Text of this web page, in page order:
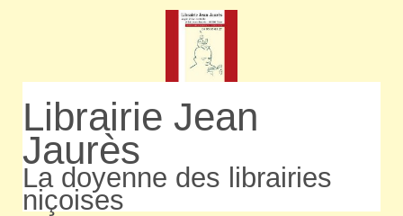
Librairie Jean
Jaurès
La doyenne des librairies
niçoises